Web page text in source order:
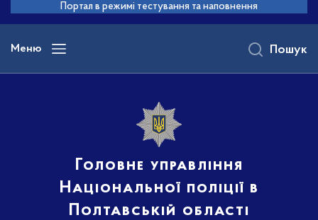
основного
вмісту
Портал в режимі тестування та наповнення
Меню
Головне управління
Національної поліції в
Полтавській області
Пошук